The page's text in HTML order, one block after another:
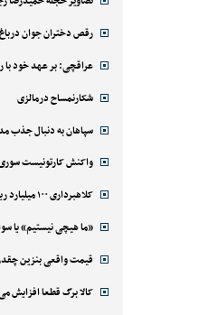
رقص دختران جوان
عراقچی: بر عهد خود با
شکارنمساح درمالزی
سپاهان به دنبال جذب
واکنش کارتونیست
کلاهبرداری ۱۰۰ میلیارد ریالی از شهروندان
«ما هیچی نیستیم» یا
قیمت واقعی بنزین
کالا برگ قطعا افزایش